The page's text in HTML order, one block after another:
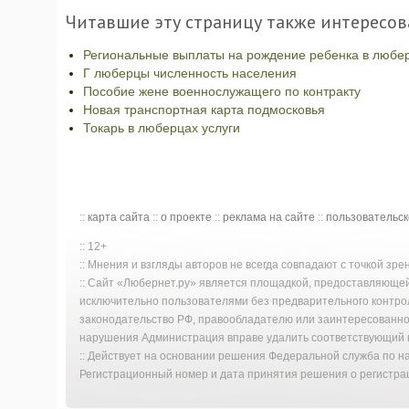
Читавшие эту страницу также
Региональные выплаты на рождение ребенка в
Г люберцы численность населения
Пособие жене военнослужащего по контракту
Новая транспортная карта подмосковья
Токарь в люберцах услуги
:: карта сайта :: о проекте :: реклама на сайте ::
:: 12+
:: Мнения и взгляды авторов не всегда совпадают с точкой
:: Сайт «Любернет.ру» является площадкой,
исключительно пользователями без предварительного
законодательство РФ, правообладателю или
нарушения Администрация вправе удалить
:: Действует на основании решения Федеральной служба по
Регистрационный номер и дата принятия решения о